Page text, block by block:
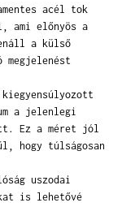
acél tok
ami előnyös a
a külső
megjelenést
a jelenlegi
Ez a méret jól
hogy túlságosan
uszodai
is lehetővé